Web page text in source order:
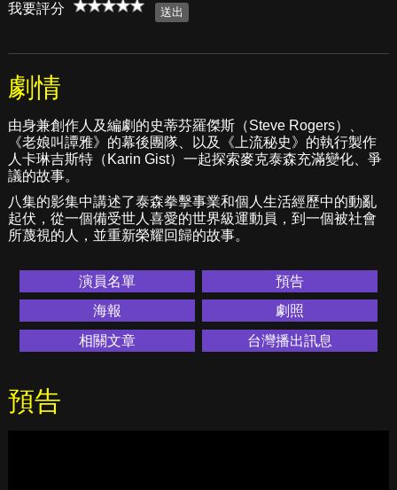
我要評分
劇情
由身兼創作人及編劇的史蒂芬羅傑斯（Steve Rogers）、
《老娘叫譚雅》的幕後團隊、以及《上流秘史》的執行製作
人卡琳吉斯特（Karin Gist）一起探索麥克泰森充滿變化、爭
議的故事。
八集的影集中講述了泰森拳擊事業和個人生活經歷中的動亂
起伏，從一個備受世人喜愛的世界級運動員，到一個被社會
所蔑視的人，並重新榮耀回歸的故事。
演員名單
預告
海報
劇照
相關文章
台灣播出訊息
預告